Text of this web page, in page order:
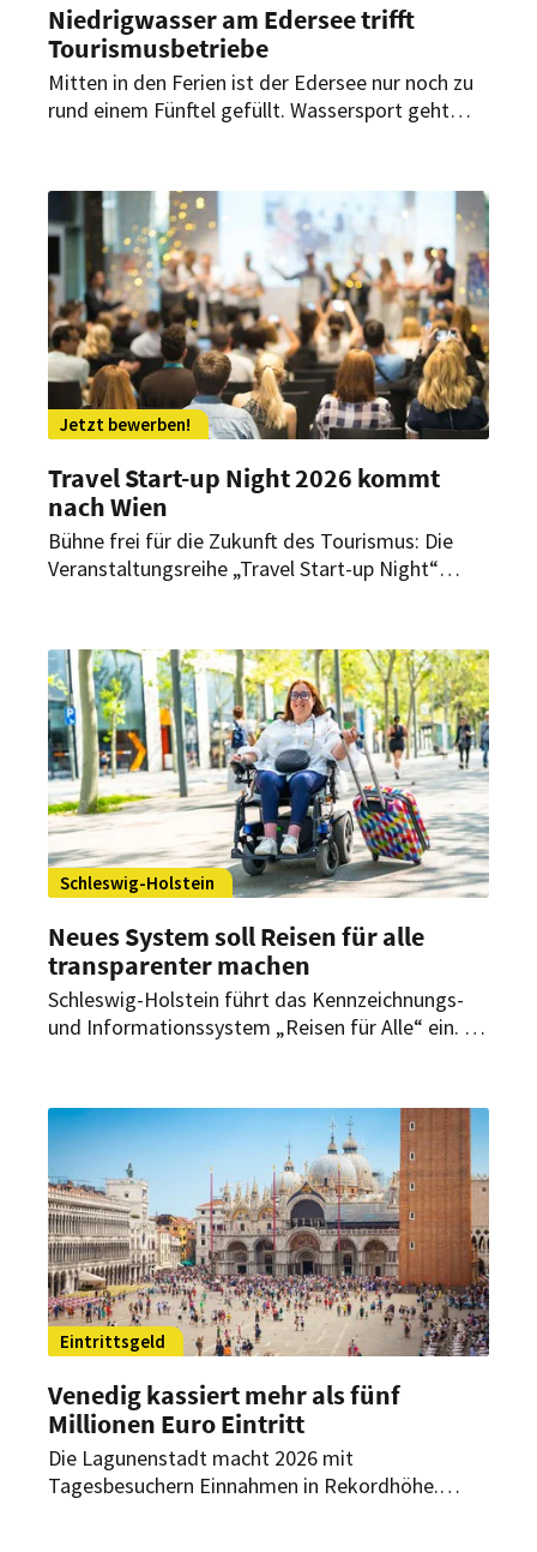
Niedrigwasser am Edersee trifft
Tourismusbetriebe
Mitten in den Ferien ist der Edersee nur noch zu
rund einem Fünftel gefüllt. Wassersport geht
Sicht.
Jetzt bewerben!
Travel Start-up Night 2026 kommt
nach Wien
Bühne frei für die Zukunft des Tourismus: Die
Veranstaltungsreihe „Travel Start-up Night“
ihre Ideen für Reise, Tourismus und Mobilität zu
präsentieren. Das beste Konzept qualifiziert sich
für das Jahresfinale in Deutschland.
Schleswig-Holstein
Neues System soll Reisen für alle
transparenter machen
Schleswig-Holstein führt das Kennzeichnungs-
und Informationssystem „Reisen für Alle“ ein. Es
Eintrittsgeld
Venedig kassiert mehr als fünf
Millionen Euro Eintritt
Die Lagunenstadt macht 2026 mit
Tagesbesuchern Einnahmen in Rekordhöhe.